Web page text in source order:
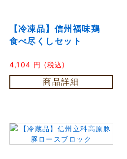
【冷凍品】信州福味鶏
食べ尽くしセット
4,104 円 (税込)
商品詳細